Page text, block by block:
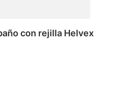
con rejilla Helvex